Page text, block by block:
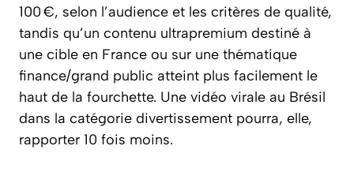
100 €, selon l’audience et les critères de qualité,
tandis qu’un contenu ultrapremium destiné à
une cible en France ou sur une thématique
finance/grand public atteint plus facilement le
haut de la fourchette. Une vidéo virale au Brésil
dans la catégorie divertissement pourra, elle,
rapporter 10 fois moins.